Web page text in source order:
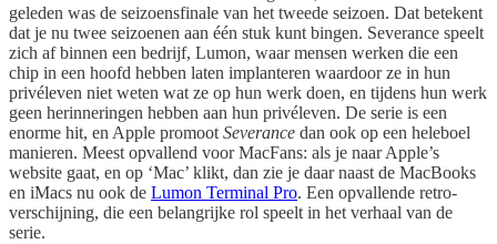
geleden was de seizoensfinale van het tweede seizoen. Dat betekent
dat je nu twee seizoenen aan één stuk kunt bingen. Severance speelt
zich af binnen een bedrijf, Lumon, waar mensen werken die een
chip in een hoofd hebben laten implanteren waardoor ze in hun
privéleven niet weten wat ze op hun werk doen, en tijdens hun werk
geen herinneringen hebben aan hun privéleven. De serie is een
enorme hit, en Apple promoot Severance dan ook op een heleboel
manieren. Meest opvallend voor MacFans: als je naar Apple’s
website gaat, en op ‘Mac’ klikt, dan zie je daar naast de MacBooks
en iMacs nu ook de Lumon Terminal Pro. Een opvallende retro-
verschijning, die een belangrijke rol speelt in het verhaal van de
serie.